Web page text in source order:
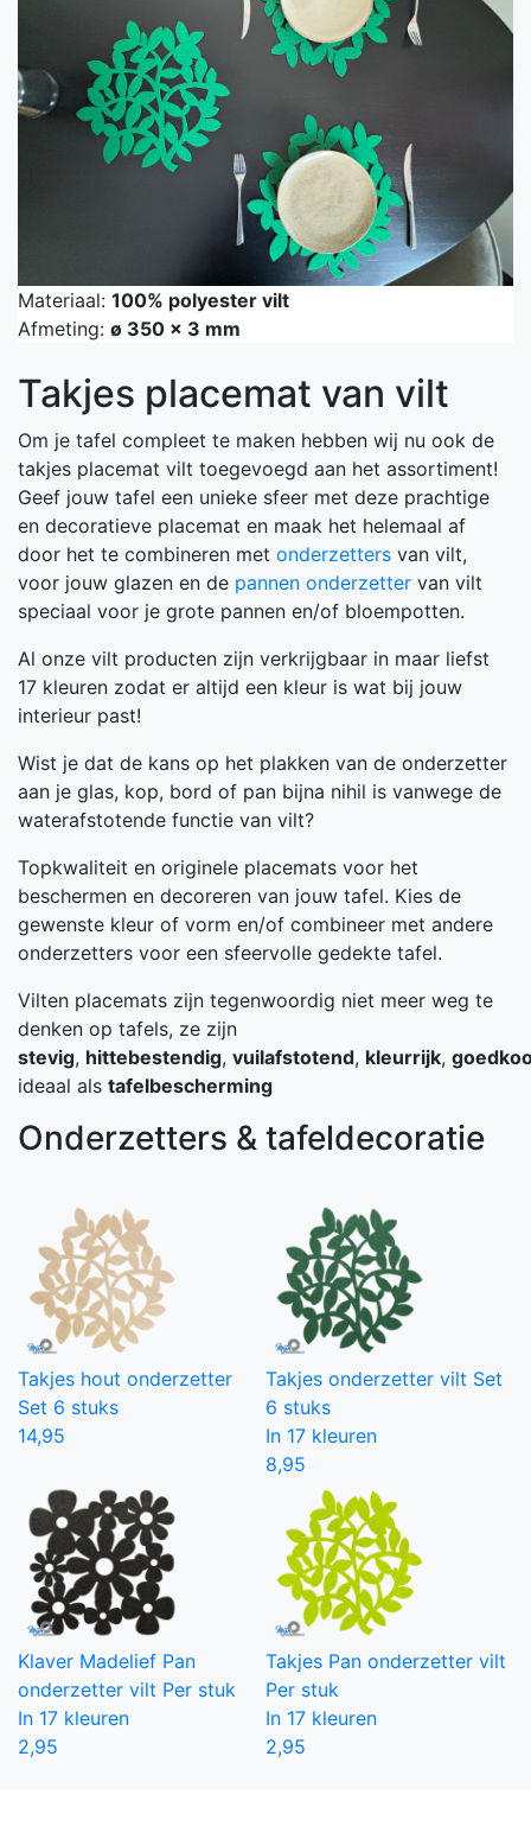
Materiaal: 100% polyester vilt
Afmeting: ø 350 x 3 mm
Takjes placemat van vilt
Om je tafel compleet te maken hebben wij nu ook de
takjes placemat vilt toegevoegd aan het assortiment!
Geef jouw tafel een unieke sfeer met deze prachtige
en decoratieve placemat en maak het helemaal af
door het te combineren met onderzetters van vilt,
voor jouw glazen en de pannen onderzetter van vilt
speciaal voor je grote pannen en/of bloempotten.
Al onze vilt producten zijn verkrijgbaar in maar liefst
17 kleuren zodat er altijd een kleur is wat bij jouw
interieur past!
Wist je dat de kans op het plakken van de onderzetter
aan je glas, kop, bord of pan bijna nihil is vanwege de
waterafstotende functie van vilt?
Topkwaliteit en originele placemats voor het
beschermen en decoreren van jouw tafel. Kies de
gewenste kleur of vorm en/of combineer met andere
onderzetters voor een sfeervolle gedekte tafel.
Vilten placemats zijn tegenwoordig niet meer weg te
denken op tafels, ze zijn
stevig, hittebestendig, vuilafstotend, kleurrijk,
ideaal als tafelbescherming
Onderzetters & tafeldecoratie
Takjes hout onderzetter
Set 6 stuks
14,95
Takjes onderzetter vilt Set
6 stuks
In 17 kleuren
8,95
Klaver Madelief Pan
onderzetter vilt Per stuk
In 17 kleuren
2,95
Takjes Pan onderzetter vilt
Per stuk
In 17 kleuren
2,95